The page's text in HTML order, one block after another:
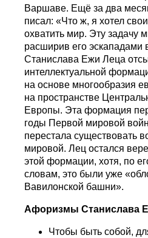
Варшаве. Ещё за два
писал: «Что ж, я хотел
охватить мир. Эту задачу
расширив его эскападами
Станислава Ежи Леца
интеллектуальной
на основе многообразия
на пространстве
Европы. Эта формация
годы Первой мировой
перестала существовать
мировой. Лец остался
этой формации, хотя, по
словам, это были уже
Вавилонской башни».
Афоризмы Станислава
Чтобы быть собой,